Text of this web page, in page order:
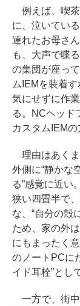
例えば、喫
に、泣いてい
連れたお母さ
も、大声で喋
の集団が座っ
ムIEMを装着す
気にせずに作
る。NCヘッド
カスタムIEMの
理由はあくま
外側に“静かな
る”感覚に近い
狭い四畳半で
な、“自分の殻
ため、家の外
にもまったく
のノートPCに
イド耳栓”とし
一方で、街中